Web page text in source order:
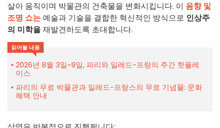
살아 움직이며 박물관의 건축물을 변화시킵니다. 이 음향 및
조명 쇼는 예술과 기술을 결합한 혁신적인 방식으로 인상주
의 미학을재발견하도록 초대합니다.
읽어볼 내용
2026년 8월 3일~9일, 파리와 일레드-프랑의 주간 핫플레
이스
파리의 무료 박물관과 일레드-프랑스의 무료 기념물: 문화
혜택 안내